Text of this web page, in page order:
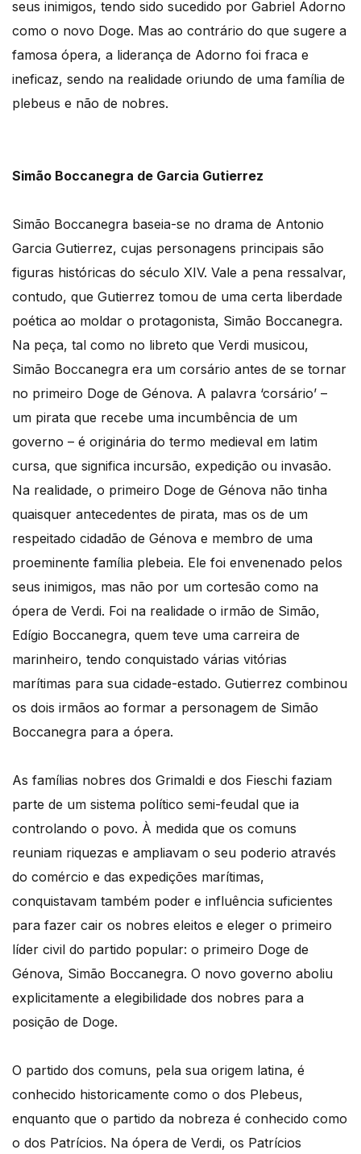
seus inimigos, tendo sido sucedido por Gabriel Adorno
como o novo Doge. Mas ao contrário do que sugere a
famosa ópera, a liderança de Adorno foi fraca e
ineficaz, sendo na realidade oriundo de uma família de
plebeus e não de nobres.
Simão Boccanegra de Garcia Gutierrez
Simão Boccanegra baseia-se no drama de Antonio
Garcia Gutierrez, cujas personagens principais são
figuras históricas do século XIV. Vale a pena ressalvar,
contudo, que Gutierrez tomou de uma certa liberdade
poética ao moldar o protagonista, Simão Boccanegra.
Na peça, tal como no libreto que Verdi musicou,
Simão Boccanegra era um corsário antes de se tornar
no primeiro Doge de Génova. A palavra ‘corsário’ –
um pirata que recebe uma incumbência de um
governo – é originária do termo medieval em latim
cursa, que significa incursão, expedição ou invasão.
Na realidade, o primeiro Doge de Génova não tinha
quaisquer antecedentes de pirata, mas os de um
respeitado cidadão de Génova e membro de uma
proeminente família plebeia. Ele foi envenenado pelos
seus inimigos, mas não por um cortesão como na
ópera de Verdi. Foi na realidade o irmão de Simão,
Edígio Boccanegra, quem teve uma carreira de
marinheiro, tendo conquistado várias vitórias
marítimas para sua cidade-estado. Gutierrez combinou
os dois irmãos ao formar a personagem de Simão
Boccanegra para a ópera.
As famílias nobres dos Grimaldi e dos Fieschi faziam
parte de um sistema político semi-feudal que ia
controlando o povo. À medida que os comuns
reuniam riquezas e ampliavam o seu poderio através
do comércio e das expedições marítimas,
conquistavam também poder e influência suficientes
para fazer cair os nobres eleitos e eleger o primeiro
líder civil do partido popular: o primeiro Doge de
Génova, Simão Boccanegra. O novo governo aboliu
explicitamente a elegibilidade dos nobres para a
posição de Doge.
O partido dos comuns, pela sua origem latina, é
conhecido historicamente como o dos Plebeus,
enquanto que o partido da nobreza é conhecido como
o dos Patrícios. Na ópera de Verdi, os Patrícios